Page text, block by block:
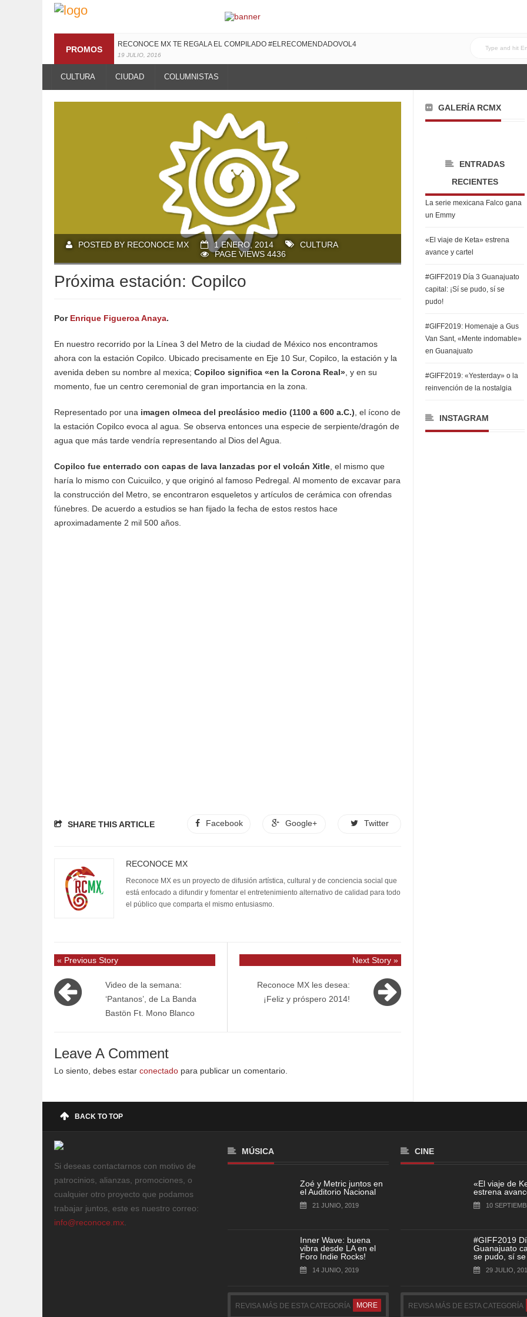
PROMOS
RECONOCE MX TE REGALA EL COMPILADO #ELRECOMENDADOVOL4
19 JULIO, 2016
CULTURA CIUDAD COLUMNISTAS
POSTED BY RECONOCE MX 1 ENERO, 2014
CULTURA
PAGE VIEWS 4436
Próxima estación: Copilco
Por Enrique Figueroa Anaya.
En nuestro recorrido por la Línea 3 del Metro de la ciudad de México nos encontramos
ahora con la estación Copilco. Ubicado precisamente en Eje 10 Sur, Copilco, la estación y la
avenida deben su nombre al mexica; Copilco significa «en la Corona Real» , y en su
momento, fue un centro ceremonial de gran importancia en la zona.
Representado por una imagen olmeca del preclásico medio (1100 a 600 a.C.) , el ícono de
la estación Copilco evoca al agua. Se observa entonces una especie de serpiente/dragón de
agua que más tarde vendría representando al Dios del Agua.
Copilco fue enterrado con capas de lava lanzadas por el volcán Xitle , el mismo que
haría lo mismo con Cuicuilco, y que originó al famoso Pedregal. Al momento de excavar para
la construcción del Metro, se encontraron esqueletos y artículos de cerámica con ofrendas
fúnebres. De acuerdo a estudios se han fijado la fecha de estos restos hace
aproximadamente 2 mil 500 años.
SHARE THIS ARTICLE Facebook Google+ Twitter
RECONOCE MX
Reconoce MX es un proyecto de difusión artística, cultural y de conciencia social que
está enfocado a difundir y fomentar el entretenimiento alternativo de calidad para todo
el público que comparta el mismo entusiasmo.
« Previous Story
Video de la semana:
‘Pantanos’, de La Banda
Bastön Ft. Mono Blanco
Next Story »
Reconoce MX les desea:
¡Feliz y próspero 2014!
Leave A Comment
Lo siento, debes estar conectado para publicar un comentario.
GALERÍA RCMX
ENTRADAS
RECIENTES
La serie mexicana Falco gana
un Emmy
«El viaje de Keta» estrena
avance y cartel
#GIFF2019 Día 3 Guanajuato
capital: ¡Sí se pudo, sí se
pudo!
#GIFF2019: Homenaje a Gus
Van Sant, «Mente indomable»
en Guanajuato
#GIFF2019: «Yesterday» o la
reinvención de la nostalgia
INSTAGRAM
BACK TO TOP
Si deseas contactarnos con motivo de
patrocinios, alianzas, promociones, o
cualquier otro proyecto que podamos
trabajar juntos, este es nuestro correo:
info@reconoce.mx
MÚSICA
Zoé y Metric juntos en
el Auditorio Nacional
21 JUNIO, 2019
Inner Wave: buena
vibra desde LA en el
Foro Indie Rocks!
14 JUNIO, 2019
REVISA MÁS DE ESTA CATEGORÍA MORE
CINE
«El viaje de
estrena
10
#GIFF2019
Guanajuato
se pudo, sí
29 JULIO,
REVISA MÁS DE ESTA CATEGORÍA